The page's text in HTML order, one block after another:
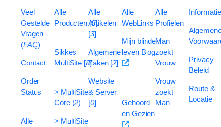
Veel
Gestelde
Vragen
(FAQ)
Contact
Order
Status
Alle
Alle
Producten [8]
Sikkes
MultiSite [8]
> MultiSite
Core (2)
> MultiSite
Alle
Artikelen
[3]
Algemene
Zaken [2]
Website
& Server
[0]
Alle
WebLinks
Mijn blinde
leven Blog
Gehoord
en Gezien
Alle
Profielen
Man
zoekt
Vrouw
Vrouw
zoekt
Man
Informatie
Privacy
Beleid
Route &
Locatie